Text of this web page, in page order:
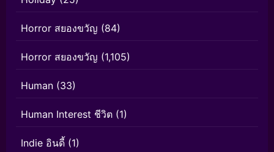
Horror สยองขวัญ (84)
Horror สยองขวัญ (1,105)
Human (33)
Human Interest ชีวิต (1)
Indie อินดี้ (1)